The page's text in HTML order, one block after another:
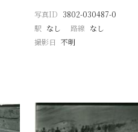
写真ID 3802-030487-0
駅 なし 路線 なし
撮影日 不明